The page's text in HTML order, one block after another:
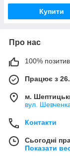
Купити
Про нас
100%
Працює з
м.
вул.
Контакти
Сьогодні
Показати